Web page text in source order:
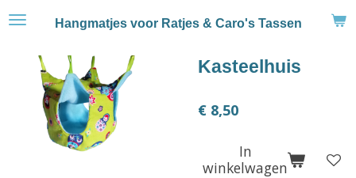
Ga
hoofdinhoud
Hangmatjes voor Ratjes & Caro's Tassen
Kasteelhuis
€ 8,50
In
winkelwagen